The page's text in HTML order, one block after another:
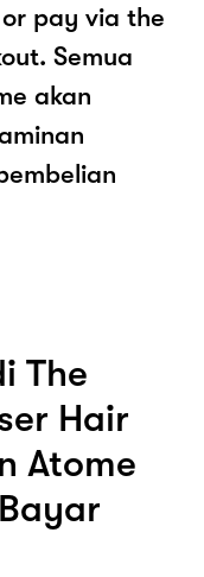
pay via the
Semua
akan
The
Hair
Atome